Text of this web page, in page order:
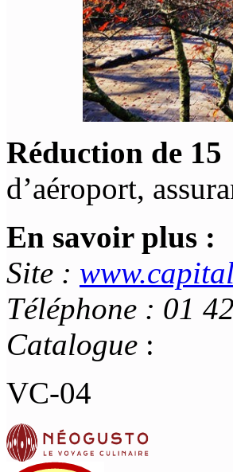
Réduction de 15
d’aéroport,
En savoir plus :
Site :
Téléphone : 01
Catalogue :
VC-04